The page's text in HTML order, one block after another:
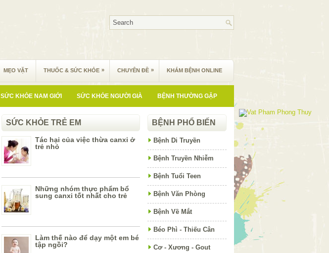
MẸO VẶT THUỐC & SỨC KHỎE » CHUYÊN ĐỀ » KHÁM BỆNH ONLINE
SỨC KHỎE NAM GIỚI SỨC KHỎE NGƯỜI GIÀ BỆNH THƯỜNG GẶP
SỨC KHỎE TRẺ EM
Tác hại của việc thừa canxi ở
trẻ nhỏ
Những nhóm thực phẩm bổ
sung canxi tốt nhất cho trẻ
Làm thế nào để dạy một em bé
tập ngồi?
BỆNH PHỔ BIẾN
Bệnh Di Truyền
Bệnh Truyền Nhiễm
Bệnh Tuổi Teen
Bệnh Văn Phòng
Bệnh Về Mắt
Béo Phì - Thiếu Cân
Cơ - Xương - Gout